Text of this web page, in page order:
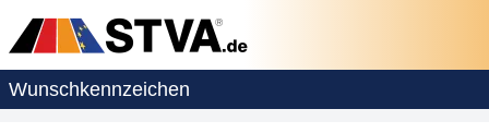
Wunschkennzeichen